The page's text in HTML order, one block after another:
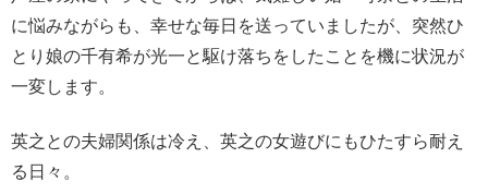
に悩みながらも、幸せな毎日を送っていましたが、突然ひ
とり娘の千有希が光一と駆け落ちをしたことを機に状況が
一変します。
英之との夫婦関係は冷え、英之の女遊びにもひたすら耐え
る日々。